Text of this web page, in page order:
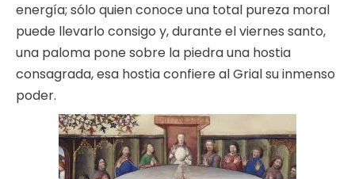
energía; sólo quien conoce una total pureza moral
puede llevarlo consigo y, durante el viernes santo,
una paloma pone sobre la piedra una hostia
consagrada, esa hostia confiere al Grial su inmenso
poder.